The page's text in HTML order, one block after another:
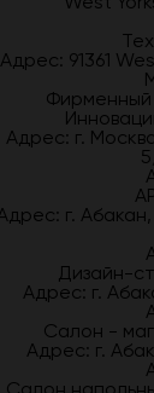
Адрес: 91361
Адрес: г.
г.
Дизайн-
Адрес: г.
Салон -
Адрес: г.